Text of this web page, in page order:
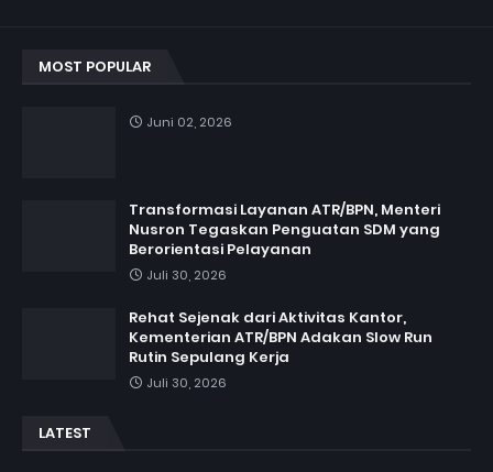
MOST POPULAR
Juni 02, 2026
Transformasi Layanan ATR/BPN, Menteri
Nusron Tegaskan Penguatan SDM yang
Berorientasi Pelayanan
Juli 30, 2026
Rehat Sejenak dari Aktivitas Kantor,
Kementerian ATR/BPN Adakan Slow Run
Rutin Sepulang Kerja
Juli 30, 2026
LATEST